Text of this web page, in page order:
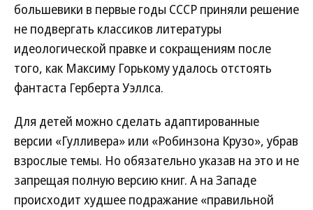
большевики в первые годы СССР приняли решение
не подвергать классиков литературы
идеологической правке и сокращениям после
того, как Максиму Горькому удалось отстоять
фантаста Герберта Уэллса.
Для детей можно сделать адаптированные
версии «Гулливера» или «Робинзона Крузо», убрав
взрослые темы. Но обязательно указав на это и не
запрещая полную версию книг. А на Западе
происходит худшее подражание «правильной